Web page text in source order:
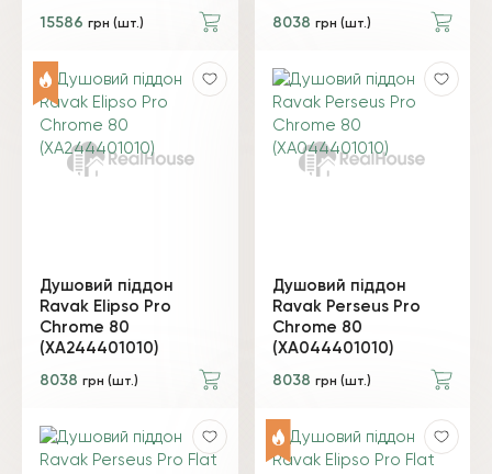
15586 грн (шт.) 8038 грн (шт.)
Душовий піддон
Ravak Elipso Pro
Chrome 80
(XA244401010)
8038 грн (шт.)
Душовий піддон
Ravak Perseus Pro
Chrome 80
(XA044401010)
8038 грн (шт.)